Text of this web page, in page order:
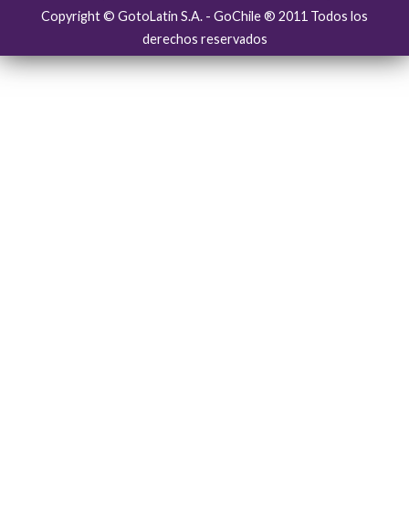
Copyright © GotoLatin S.A. - GoChile ® 2011 Todos los
derechos reservados